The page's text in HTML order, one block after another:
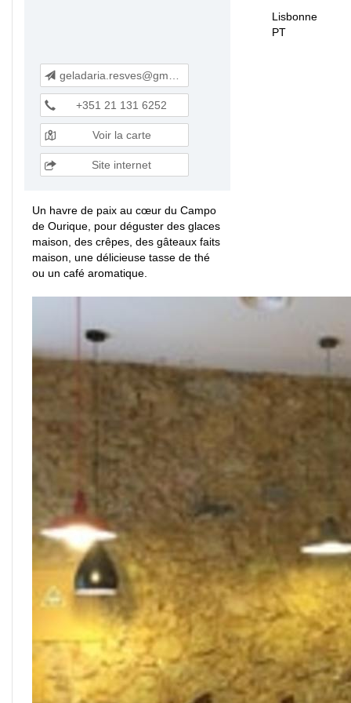
Lisbonne
PT
geladaria.resves@gmail.com
+351 21 131 6252
Voir la carte
Site internet
Un havre de paix au cœur du Campo
de Ourique, pour déguster des glaces
maison, des crêpes, des gâteaux faits
maison, une délicieuse tasse de thé
ou un café aromatique.